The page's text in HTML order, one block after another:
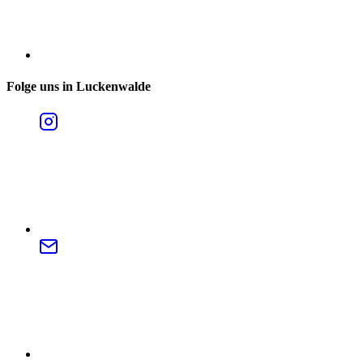
Folge uns in Luckenwalde